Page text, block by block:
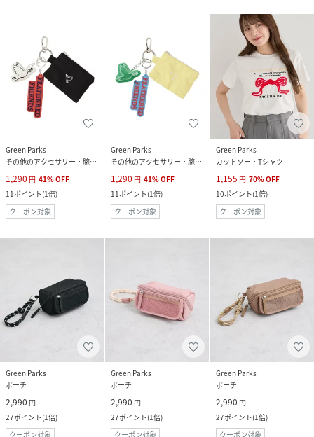
Green Parks
その他のアクセサリー・腕時計
1,290 円 41%OFF
11ポイント(1倍)
クーポン対象
Green Parks
その他のアクセサリー・腕時計
1,290 円 41%OFF
11ポイント(1倍)
クーポン対象
Green Parks
カットソー・Tシャツ
1,155 円 70%OFF
10ポイント(1倍)
クーポン対象
Green Parks
ポーチ
2,990 円
27ポイント(1倍)
クーポン対象
Green Parks
ポーチ
2,990 円
27ポイント(1倍)
クーポン対象
Green Parks
ポーチ
2,990 円
27ポイント(1倍)
クーポン対象